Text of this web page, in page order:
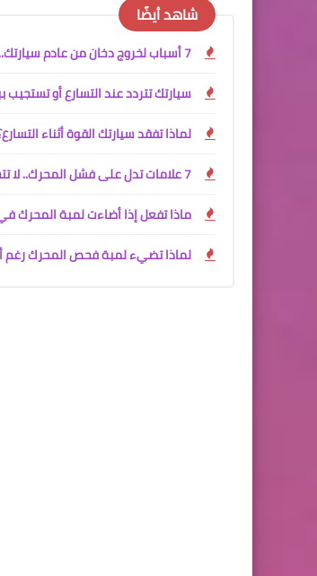
شاهد أيضًا
7 أسباب لخروج دخان من عادم سيارتك.. ماذا يعني لون الدخان ومتى يجب أن تقلق؟
سيارتك تتردد عند التسارع أو تستجيب
لماذا تفقد سيارتك القوة أثناء
7 علامات تدل على فشل المحرك.. لا تتجاهلها قبل أن تتحول إلى عطل مكلف
ماذا تفعل إذا أضاءت لمبة المحرك
لماذا تضيء لمبة فحص المحرك رغم